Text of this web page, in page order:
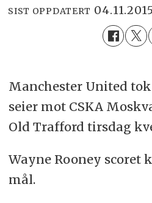
SIST OPPDATERT
Manchester United
seier mot CSKA
Old Trafford tirsdag
Wayne Rooney scoret
mål.